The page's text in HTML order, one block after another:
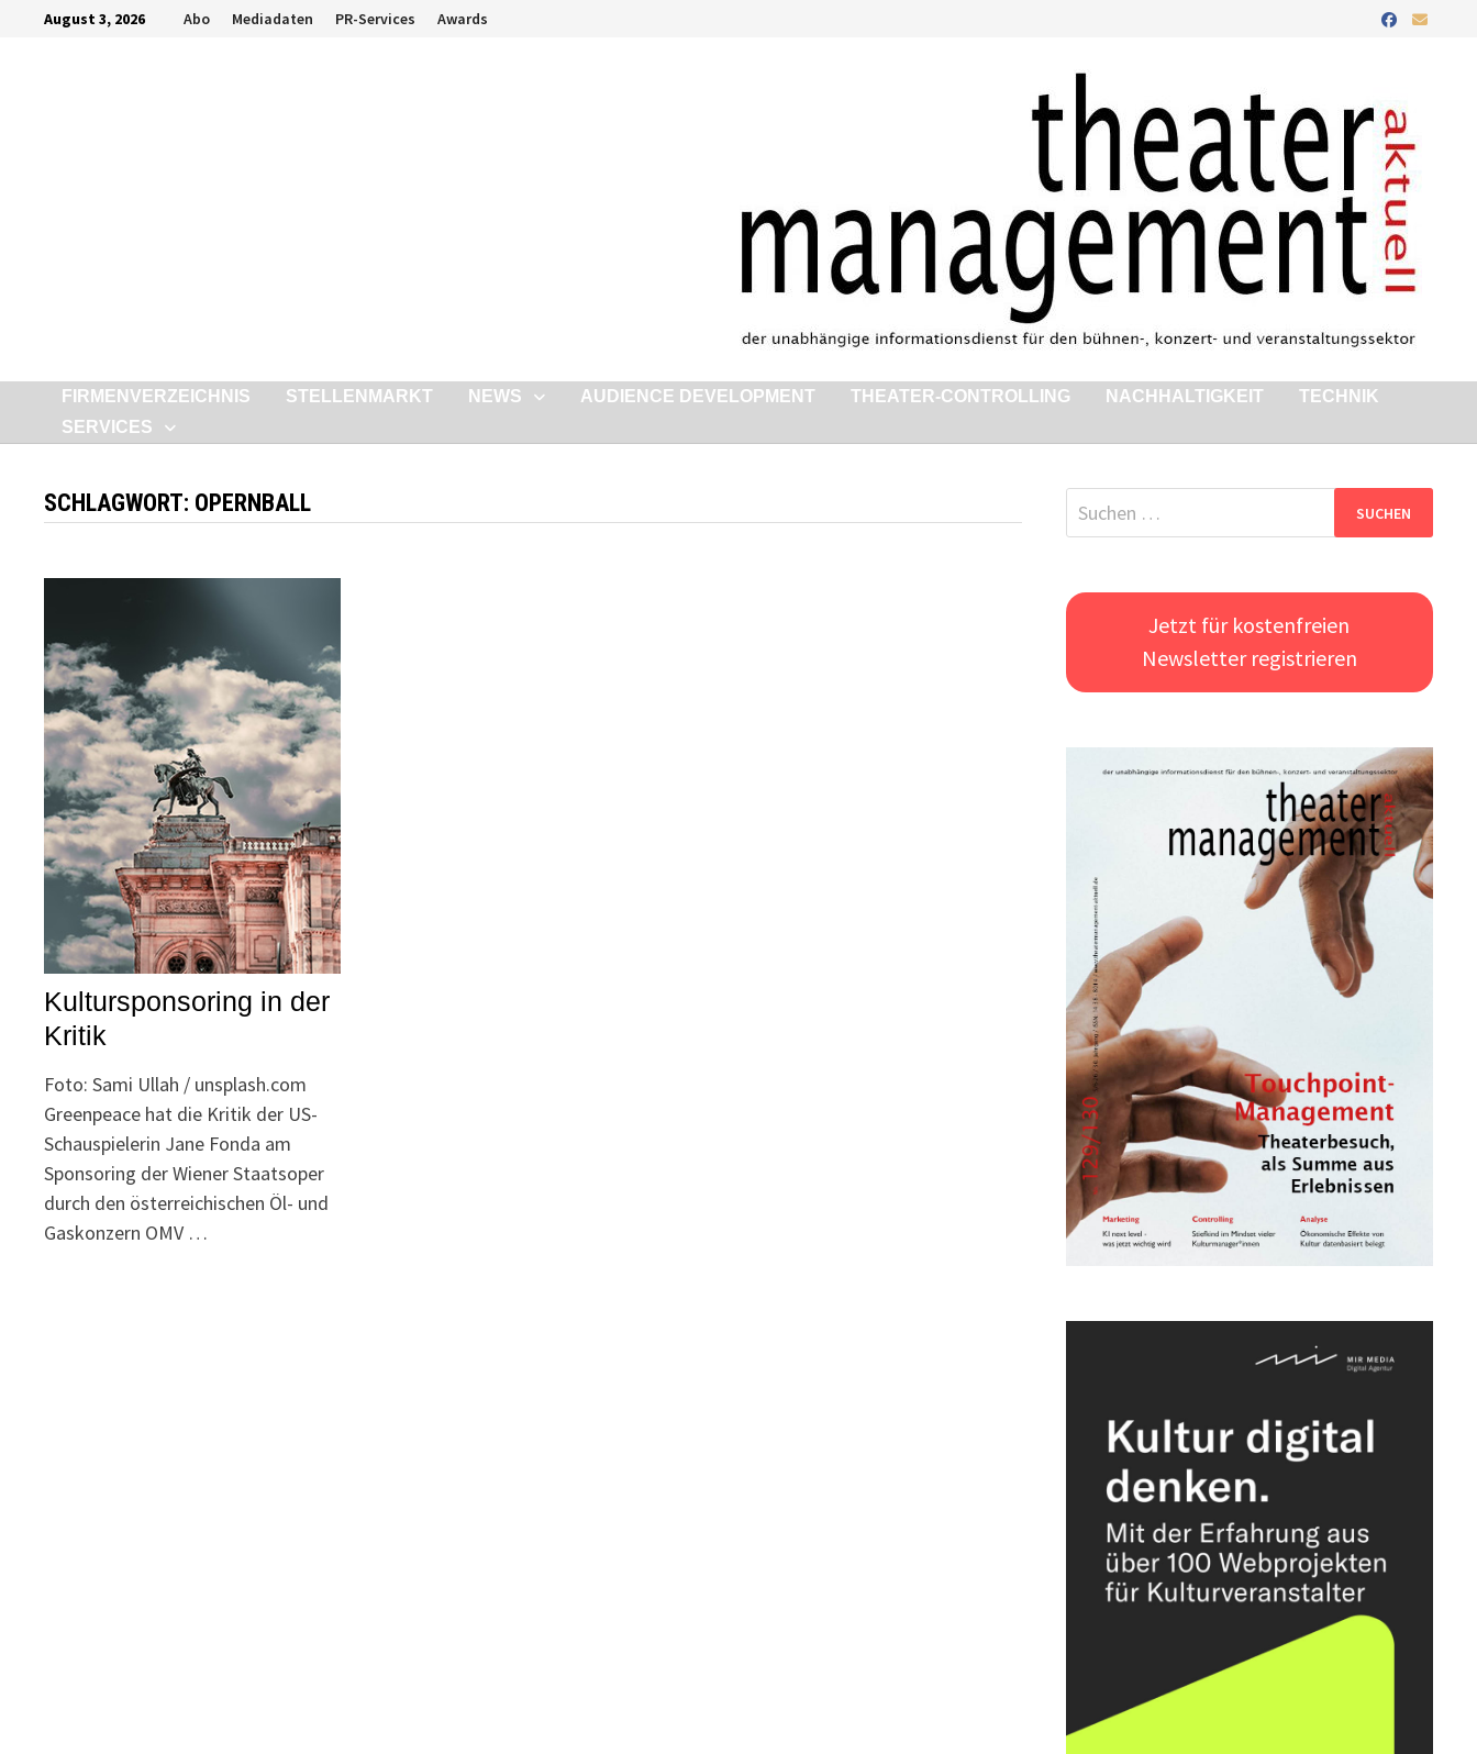
ZurückAugust 3, 2026 Abo Mediadaten PR-Services Awards
FIRMENVERZEICHNIS STELLENMARKT NEWS AUDIENCE DEVELOPMENT THEATER-CONTROLLING NACHHALTIGKEIT
TECHNIK
SERVICES
SCHLAGWORT: OPERNBALL
Kultursponsoring in der
Kritik
Foto: Sami Ullah / unsplash.com
Greenpeace hat die Kritik der US-
Schauspielerin Jane Fonda am
Sponsoring der Wiener Staatsoper
durch den österreichischen Öl- und
Gaskonzern OMV …
Suchen
nach:
Jetzt für kostenfreien
Newsletter registrieren